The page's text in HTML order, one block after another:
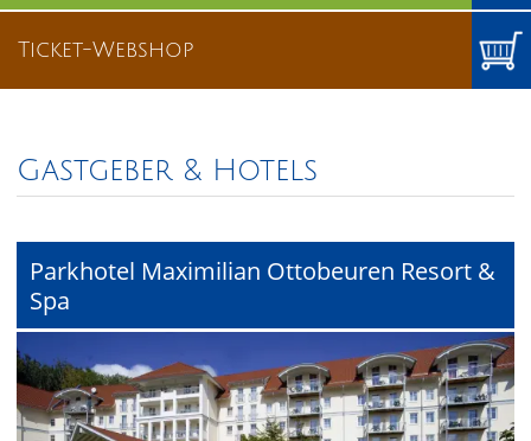
Ticket-Webshop
Gastgeber & Hotels
Parkhotel Maximilian Ottobeuren Resort &
Spa